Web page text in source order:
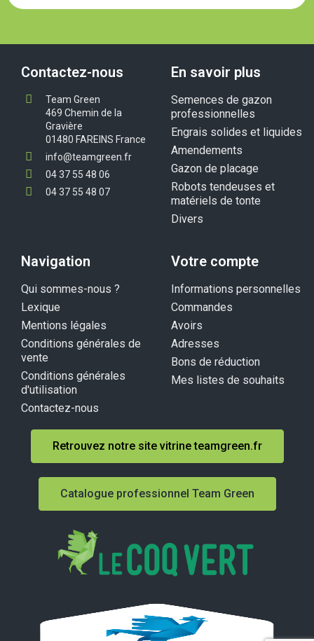
Contactez-nous
Team Green
469 Chemin de la
Gravière
01480 FAREINS France
info@teamgreen.fr
04 37 55 48 06
04 37 55 48 07
En savoir plus
Semences de gazon
professionnelles
Engrais solides et liquides
Amendements
Gazon de placage
Robots tendeuses et
matériels de tonte
Divers
Navigation
Qui sommes-nous ?
Lexique
Mentions légales
Conditions générales de
vente
Conditions générales
d'utilisation
Contactez-nous
Votre compte
Informations personnelles
Commandes
Avoirs
Adresses
Bons de réduction
Mes listes de souhaits
Retrouvez notre site vitrine teamgreen.fr
Catalogue professionnel Team Green